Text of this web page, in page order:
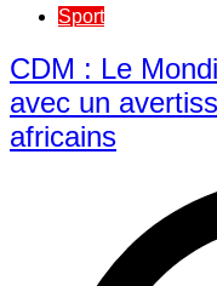
Sport
CDM : Le
avec un
africains